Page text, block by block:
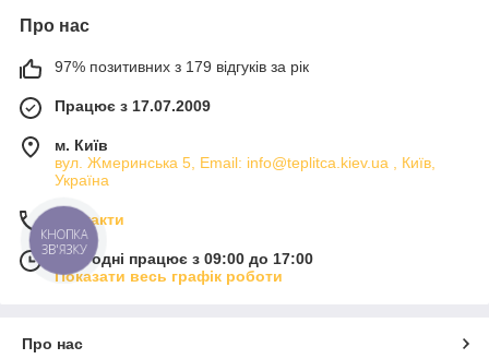
Про нас
97% позитивних з 179 відгуків за рік
Працює з 17.07.2009
м. Київ
вул. Жмеринська 5, Email: info@teplitca.kiev.ua , Київ,
Україна
Контакти
Сьогодні працює з 09:00 до 17:00
Показати весь графік роботи
Про нас
КНОПКА
ЗВ'ЯЗКУ